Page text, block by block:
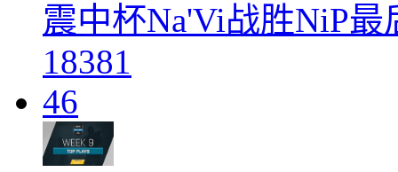
震中杯Na'Vi战胜NiP
18381
46